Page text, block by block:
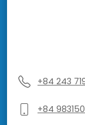
+84 243
+84